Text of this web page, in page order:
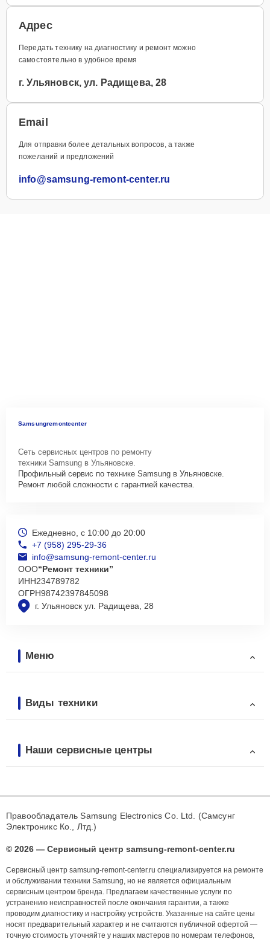
Адрес
Передать технику на диагностику и ремонт можно
самостоятельно в удобное время
г. Ульяновск, ул. Радищева, 28
Email
Для отправки более детальных вопросов, а также
пожеланий и предложений
info@samsung-remont-center.ru
Samsungremontcenter
Сеть сервисных центров по ремонту
техники Samsung в Ульяновске.
Профильный сервис по технике Samsung в Ульяновске.
Ремонт любой сложности с гарантией качества.
г. Ульяновск ул. Радищева, 28
Ежедневно, с 10:00 до 20:00
+7 (958) 295-29-36
info@samsung-remont-center.ru
ООО“Ремонт техники”
ИНН234789782
ОГРН98742397845098
Меню
Виды техники
Наши сервисные центры
Правообладатель Samsung Electronics Co. Ltd. (Самсунг
Электроникс Ко., Лтд.)
© 2026 — Сервисный центр samsung-remont-center.ru
Сервисный центр samsung-remont-center.ru специализируется на ремонте
и обслуживании техники Samsung, но не является официальным
сервисным центром бренда. Предлагаем качественные услуги по
устранению неисправностей после окончания гарантии, а также
проводим диагностику и настройку устройств. Указанные на сайте цены
носят предварительный характер и не считаются публичной офертой —
точную стоимость уточняйте у наших мастеров по номерам телефонов,